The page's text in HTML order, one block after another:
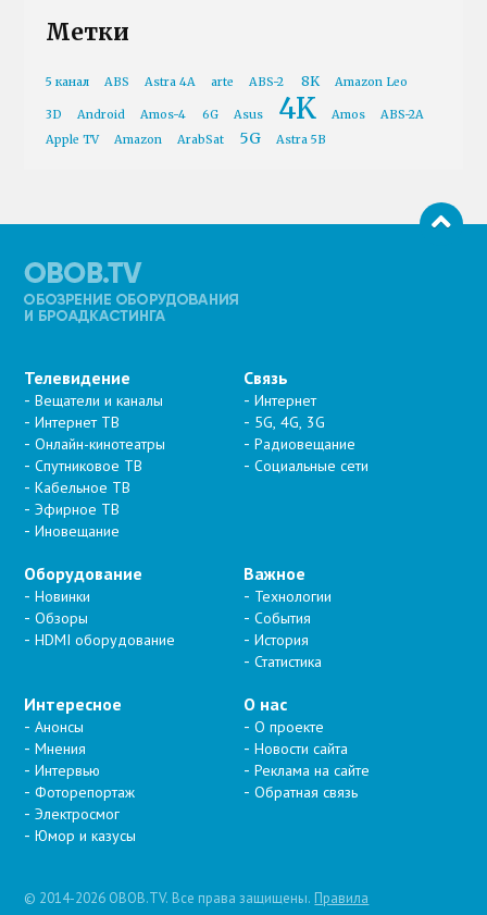
Метки
5 канал ABS Astra 4A arte ABS-2 8K Amazon Leo
3D Android Amos-4 6G Asus 4K Amos
ABS-2A
Apple TV
Amazon ArabSat 5G Astra 5B
Телевидение
Вещатели и каналы
Интернет ТВ
Онлайн-кинотеатры
Спутниковое ТВ
Кабельное ТВ
Эфирное ТВ
Иновещание
Связь
Интернет
5G, 4G, 3G
Радиовещание
Социальные сети
Оборудование
Новинки
Обзоры
HDMI оборудование
Важное
Технологии
События
История
Статистика
Интересное
Анонсы
Мнения
Интервью
Фоторепортаж
Электросмог
Юмор и казусы
О нас
О проекте
Новости сайта
Реклама на сайте
Обратная связь
© 2014-2026 OBOB.TV. Все права защищены. Правила